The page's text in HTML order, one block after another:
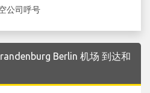
公司呼号
Berlin 机场 到达和